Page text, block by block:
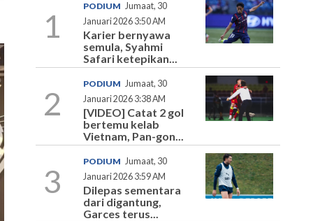
1
PODIUM Jumaat, 30
Januari 2026 3:50 AM
Karier bernyawa
semula, Syahmi
Safari ketepikan...
2
PODIUM Jumaat, 30
Januari 2026 3:38 AM
[VIDEO] Catat 2 gol
bertemu kelab
Vietnam, Pan-gon...
3
PODIUM Jumaat, 30
Januari 2026 3:59 AM
Dilepas sementara
dari digantung,
Garces terus...